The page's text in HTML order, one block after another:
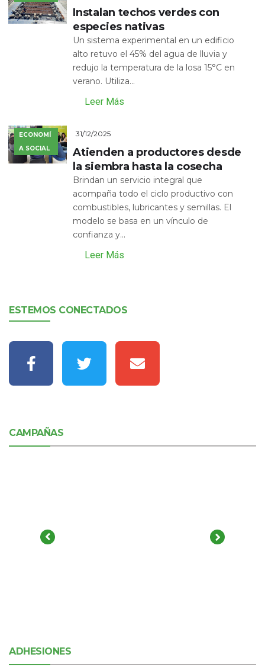
Instalan techos verdes con
especies nativas
Un sistema experimental en un edificio
alto retuvo el 45% del agua de lluvia y
redujo la temperatura de la losa 15°C en
verano. Utiliza...
Leer Más
ECONOMÍ
A SOCIAL
31/12/2025
Atienden a productores desde
la siembra hasta la cosecha
Brindan un servicio integral que
acompaña todo el ciclo productivo con
combustibles, lubricantes y semillas. El
modelo se basa en un vínculo de
confianza y...
Leer Más
ESTEMOS CONECTADOS
CAMPAÑAS
ADHESIONES